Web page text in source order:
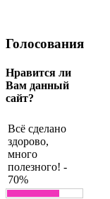
Голосования
Нравится ли
Вам данный
сайт?
Всё сделано
здорово,
много
полезного! -
70%